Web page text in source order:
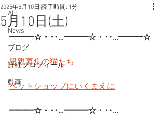
ALL
News
ブログ
詳細プロフィール
動画
5月10日(土)
2025年5月10日 読了時間: 1分
━━━☆・‥…━━━☆・‥…━━━☆
里親募集の猫たち
ペットショップにいくまえに
━━━☆・‥…━━━☆・‥…